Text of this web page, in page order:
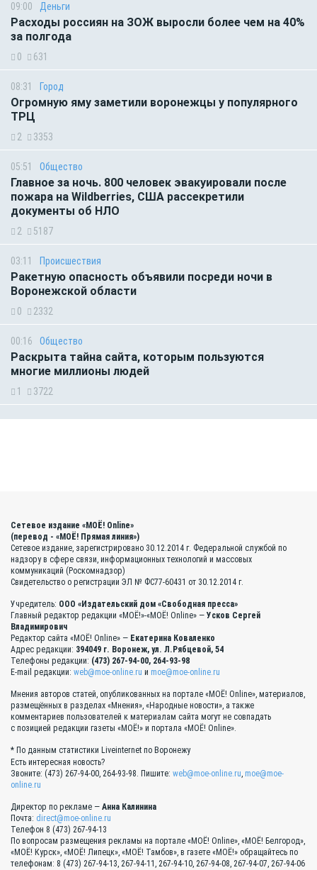
09:00 Деньги
Расходы россиян на ЗОЖ выросли более чем на 40%
за полгода
0 631
08:31 Город
Огромную яму заметили воронежцы у популярного
ТРЦ
2 3353
05:51 Общество
Главное за ночь. 800 человек эвакуировали после
пожара на Wildberries, США рассекретили
документы об НЛО
2 5187
03:11 Происшествия
Ракетную опасность объявили посреди ночи в
Воронежской области
0 2332
00:16 Общество
Раскрыта тайна сайта, которым пользуются
многие миллионы людей
1 3722
Сетевое издание «МОЁ! Online»
(перевод - «МОЁ! Прямая линия»)
Сетевое издание, зарегистрировано 30.12.2014 г. Федеральной службой по
надзору в сфере связи, информационных технологий и массовых
коммуникаций (Роскомнадзор)
Свидетельство о регистрации ЭЛ № ФС77-60431 от 30.12.2014 г.
Учредитель: ООО «Издательский дом «Свободная пресса»
Главный редактор редакции «МОЁ!»-«МОЁ! Online» — Усков Сергей
Владимирович
Редактор сайта «МОЁ! Online» — Екатерина Коваленко
Адрес редакции: 394049 г. Воронеж, ул. Л.Рябцевой, 54
Телефоны редакции: (473) 267-94-00, 264-93-98
E-mail редакции: web@moe-online.ru и moe@moe-online.ru
Мнения авторов статей, опубликованных на портале «МОЁ! Online», материалов,
размещённых в разделах «Мнения», «Народные новости», а также
комментариев пользователей к материалам сайта могут не совпадать
с позицией редакции газеты «МОЁ!» и портала «МОЁ! Online».
* По данным статистики Liveinternet по Воронежу
Есть интересная новость?
Звоните: (473) 267-94-00, 264-93-98. Пишите: web@moe-online.ru, moe@moe-
online.ru
Директор по рекламе — Анна Калинина
Почта: direct@moe-online.ru
Телефон 8 (473) 267-94-13
По вопросам размещения рекламы на портале «МОЁ! Online», «МОЁ! Белгород»,
«МОЁ! Курск», «МОЁ! Липецк», «МОЁ! Тамбов», в газете «МОЁ!» обращайтесь по
телефонам: 8 (473) 267-94-13, 267-94-11, 267-94-10, 267-94-08, 267-94-07, 267-94-06